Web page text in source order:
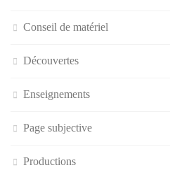
Conseil de matériel
Découvertes
Enseignements
Page subjective
Productions